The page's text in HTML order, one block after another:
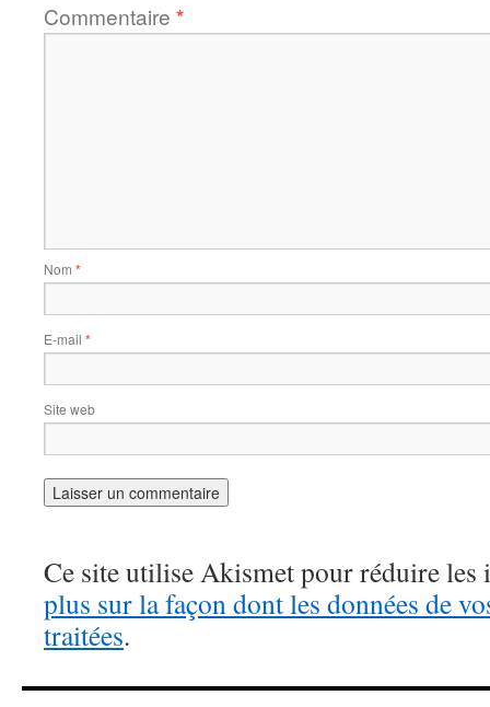
Commentaire *
Nom *
E-mail *
Site web
Ce site utilise Akismet pour réduire les
plus sur la façon dont les données de
traitées.